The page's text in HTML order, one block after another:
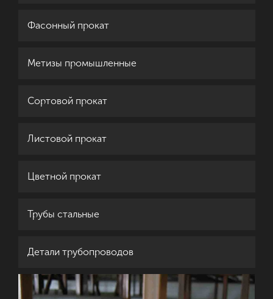
Фасонный прокат
Метизы промышленные
Сортовой прокат
Листовой прокат
Цветной прокат
Трубы стальные
Детали трубопроводов